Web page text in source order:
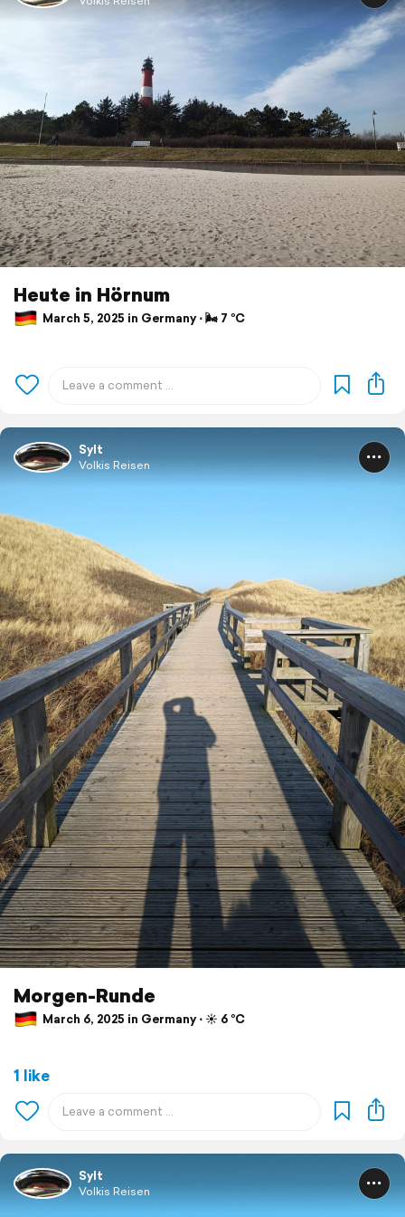
Heute in Hörnum
March 5, 2025 in Germany ⋅ 🌬 7 °C
Sylt
Volkis Reisen
Morgen-Runde
March 6, 2025 in Germany ⋅ ☀️ 6 °C
1 like
Sylt
Volkis Reisen